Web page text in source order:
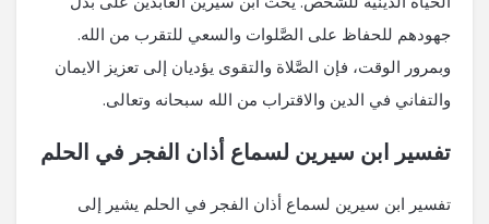
جهودهم للحفاظ على الصَّلوات والسعي للتقرب من الله.
وبمرور الوقت، فإن الصَّلاة والتقوى يؤديان إلى تعزيز الايمان
والتفاني في الدين والاقتراب من الله سبحانه وتعالى.
تفسير ابن سيرين لسماع أذان الفجر في الحلم
تفسير ابن سيرين لسماع أذان الفجر في الحلم يشير إلى